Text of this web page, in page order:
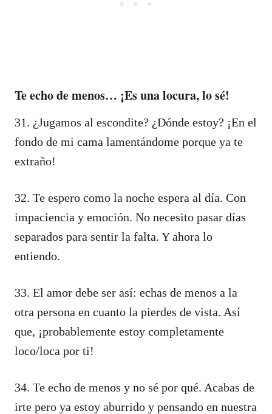
Te echo de menos… ¡Es una locura, lo sé!
31. ¿Jugamos al escondite? ¿Dónde estoy? ¡En el
fondo de mi cama lamentándome porque ya te
extraño!
32. Te espero como la noche espera al día. Con
impaciencia y emoción. No necesito pasar días
separados para sentir la falta. Y ahora lo
entiendo.
33. El amor debe ser así: echas de menos a la
otra persona en cuanto la pierdes de vista. Así
que, ¡probablemente estoy completamente
loco/loca por ti!
34. Te echo de menos y no sé por qué. Acabas de
irte pero ya estoy aburrido y pensando en nuestra